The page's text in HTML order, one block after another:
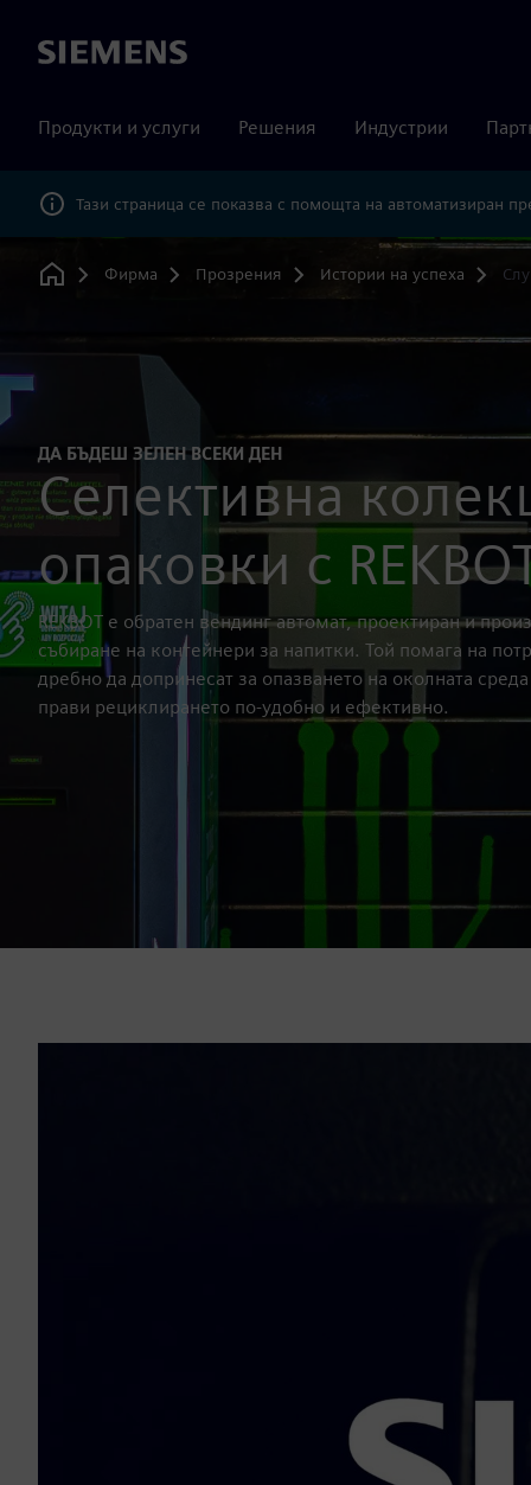
Siemens
Продукти и услуги Решения Индустрии
Тази страница се показва с помощта на автоматизиран
Home
Фирма Прозрения Истории на успеха
ДА БЪДЕШ ЗЕЛЕН ВСЕКИ ДЕН
Селективна
опаковки с
REKBOT е обратен вендинг автомат, проектиран и
събиране на контейнери за напитки. Той помага на
дребно да допринесат за опазването на околната
прави рециклирането по-удобно и ефективно.